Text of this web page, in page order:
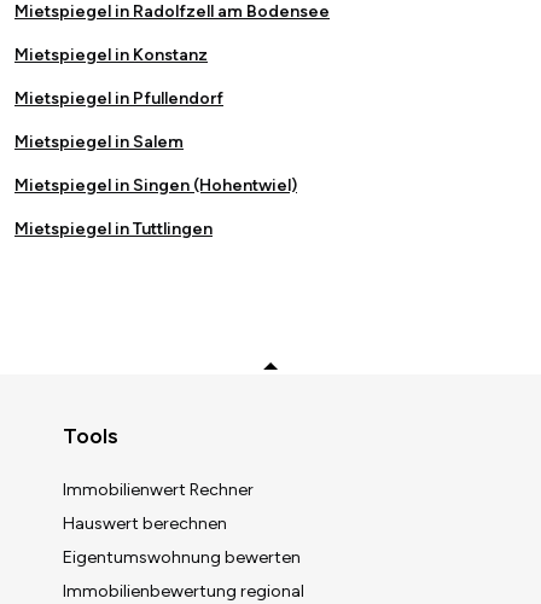
Mietspiegel in Radolfzell am Bodensee
Mietspiegel in Konstanz
Mietspiegel in Pfullendorf
Mietspiegel in Salem
Mietspiegel in Singen (Hohentwiel)
Mietspiegel in Tuttlingen
Tools
Immobilienwert Rechner
Hauswert berechnen
Eigentumswohnung bewerten
Immobilienbewertung regional